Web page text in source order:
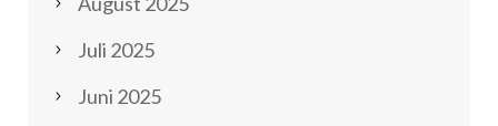
Juli 2025
Juni 2025